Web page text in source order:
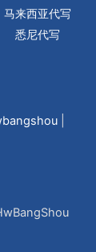
马来西亚代写
悉尼代写